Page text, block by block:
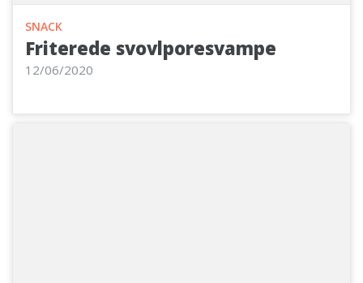
SNACK
Friterede svovlporesvampe
12/06/2020